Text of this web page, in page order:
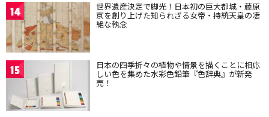
14 世界遺産決定で脚光！日本初の巨大都城・藤原
京を創り上げた知られざる女帝・持統天皇の凄
絶な執念
15 日本の四季折々の植物や情景を描くことに相応
しい色を集めた水彩色鉛筆『色辞典』が新発
売！